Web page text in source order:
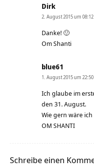
Dirk
2. August 2015 um
Danke! 🙂
Om Shanti
blue61
1. August 2015 um
Ich glaube im
den 31. August.
Wie gern wäre
OM SHANTI
Schreibe einen